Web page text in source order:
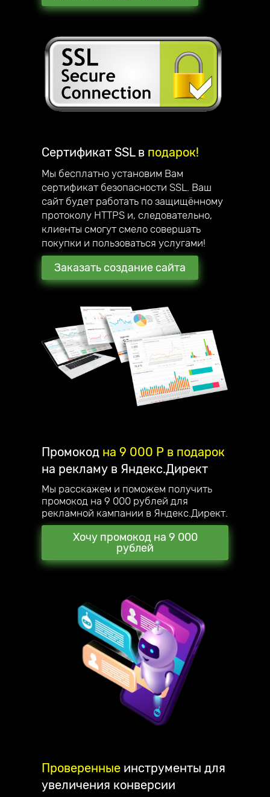
Сертификат SSL в подарок!
Мы бесплатно установим Вам
сертификат безопасности SSL. Ваш
сайт будет работать по защищённому
протоколу HTTPS и, следовательно,
клиенты смогут смело совершать
покупки и пользоваться услугами!
Заказать создание сайта
Промокод на 9 000 P в подарок
на рекламу в Яндекс.Директ
Мы расскажем и поможем получить
промокод на 9 000 рублей для
рекламной кампании в Яндекс.Директ.
Хочу промокод на 9 000
рублей
Проверенные инструменты для
увеличения конверсии